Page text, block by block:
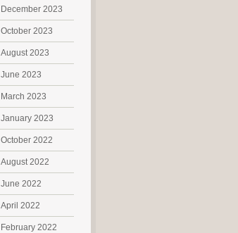
December 2023
October 2023
August 2023
June 2023
March 2023
January 2023
October 2022
August 2022
June 2022
April 2022
February 2022